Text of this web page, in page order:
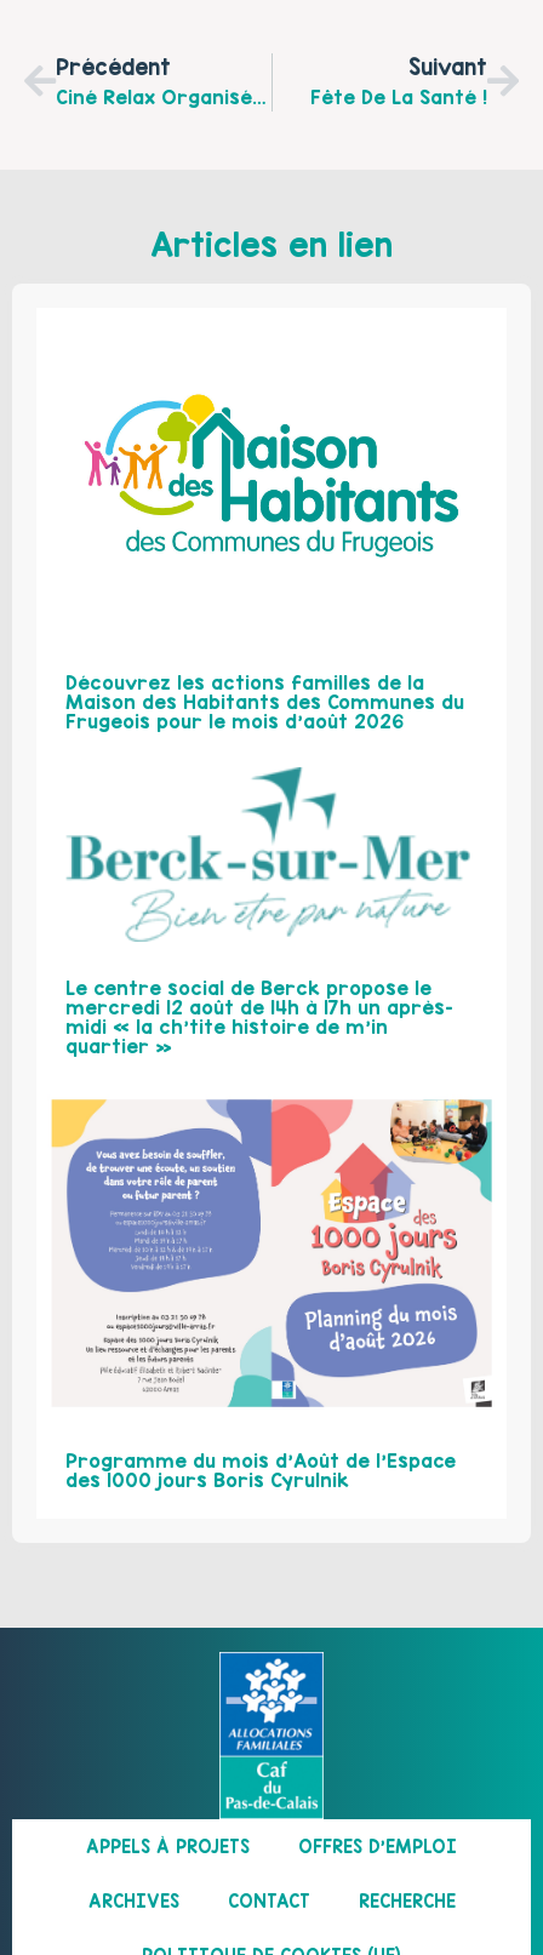
Précédent
Ciné Relax Organisé Par ELSAA.
Suivant
Fête De La Santé !
Articles en lien
Découvrez les actions familles de la
Maison des Habitants des Communes du
Frugeois pour le mois d’août 2026
Le centre social de Berck propose le
mercredi 12 août de 14h à 17h un après-
midi « la ch’tite histoire de m’in
quartier »
Programme du mois d’Août de l’Espace
des 1000 jours Boris Cyrulnik
APPELS À PROJETS OFFRES D’EMPLOI
ARCHIVES CONTACT RECHERCHE